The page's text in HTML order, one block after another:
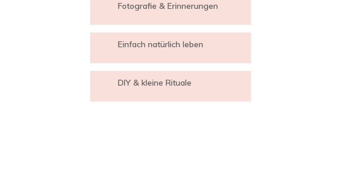
Fotografie & Erinnerungen
Einfach natürlich leben
DIY & kleine Rituale